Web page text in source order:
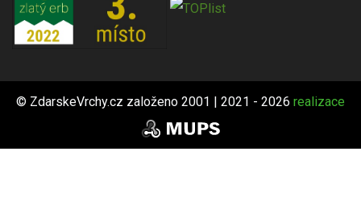
© ZdarskeVrchy.cz založeno 2001 | 2021 - 2026 realizace